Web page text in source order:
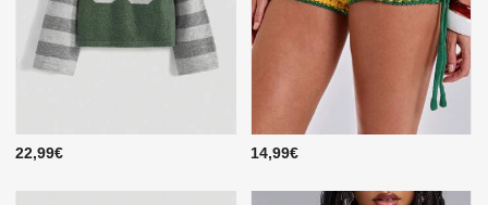
22,99€ 14,99€